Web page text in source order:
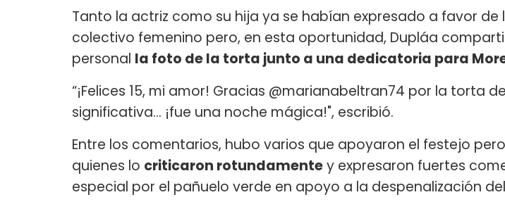
Tanto la actriz como su hija ya se habían expresado a favor de
colectivo femenino pero, en esta oportunidad, Dupláa
personal la foto de la torta junto a una dedicatoria para
“¡Felices 15, mi amor! Gracias @marianabeltran74 por la torta
significativa… ¡fue una noche mágica!", escribió.
Entre los comentarios, hubo varios que apoyaron el festejo
quienes lo criticaron rotundamentey expresaron fuertes
especial por el pañuelo verde en apoyo a la despenalización